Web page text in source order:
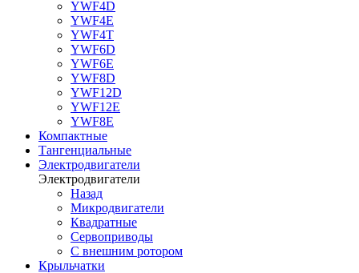
YWF4D
YWF4E
YWF4T
YWF6D
YWF6E
YWF8D
YWF12D
YWF12E
YWF8E
Компактные
Тангенциальные
Электродвигатели
Электродвигатели
Назад
Микродвигатели
Квадратные
Сервоприводы
С внешним ротором
Крыльчатки